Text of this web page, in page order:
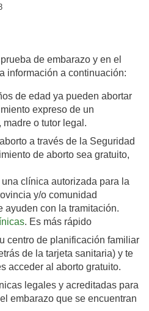
de embarazo y en el
información a continuación:
de edad ya pueden abortar
expreso de un
o tutor legal.
a través de la Seguridad
de aborto sea gratuito,
clínica autorizada para la
y/o comunidad
ayuden con la tramitación.
. Es más rápido
centro de planificación familiar
de la tarjeta sanitaria) y te
acceder al aborto gratuito.
legales y acreditadas para
embarazo que se encuentran